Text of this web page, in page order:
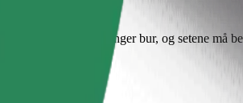
små dyr trenger bur, og setene må